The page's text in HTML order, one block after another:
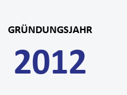
GRÜNDUNGSJAHR
2012